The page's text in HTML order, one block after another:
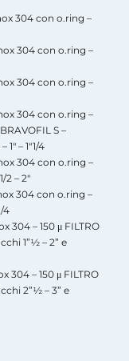
304 con o.ring –
304 con o.ring –
304 con o.ring –
304 con o.ring –
S –
– 1″1/4
304 con o.ring –
2 – 2″
304 con o.ring –
4
304 – 150 μ FILTRO
1”½ – 2” e
304 – 150 μ FILTRO
2”½ – 3” e